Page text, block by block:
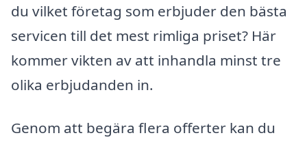
du vilket företag som erbjuder den bästa
servicen till det mest rimliga priset? Här
kommer vikten av att inhandla minst tre
olika erbjudanden in.
Genom att begära flera offerter kan du